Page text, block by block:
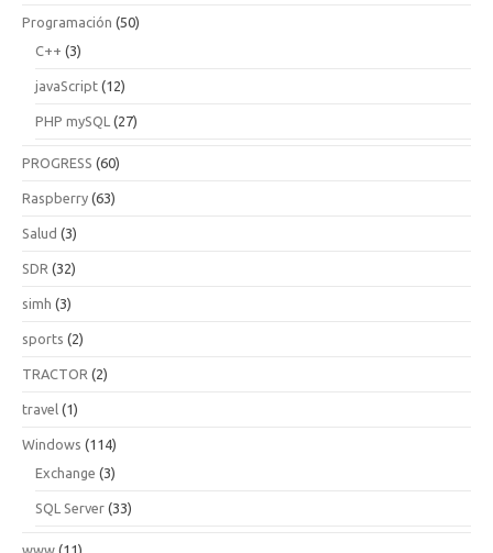
Programación (50)
C++ (3)
javaScript (12)
PHP mySQL (27)
PROGRESS (60)
Raspberry (63)
Salud (3)
SDR (32)
simh (3)
sports (2)
TRACTOR (2)
travel (1)
Windows (114)
Exchange (3)
SQL Server (33)
www (11)